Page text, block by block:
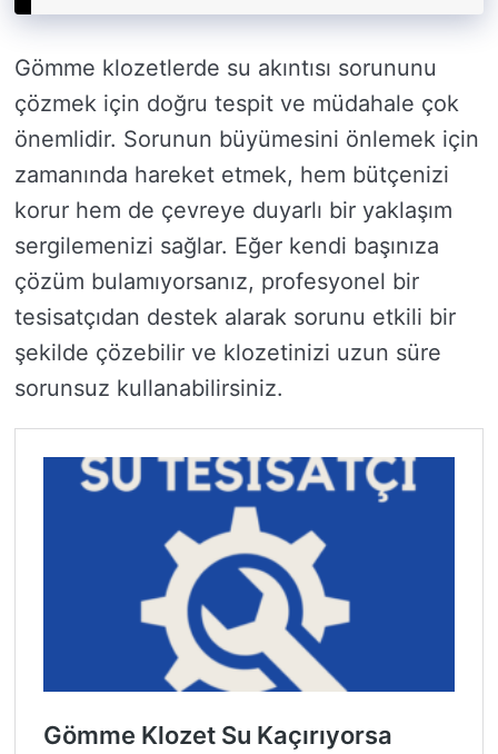
Gömme klozetlerde su akıntısı sorununu
çözmek için doğru tespit ve müdahale çok
önemlidir. Sorunun büyümesini önlemek için
zamanında hareket etmek, hem bütçenizi
korur hem de çevreye duyarlı bir yaklaşım
sergilemenizi sağlar. Eğer kendi başınıza
çözüm bulamıyorsanız, profesyonel bir
tesisatçıdan destek alarak sorunu etkili bir
şekilde çözebilir ve klozetinizi uzun süre
sorunsuz kullanabilirsiniz.